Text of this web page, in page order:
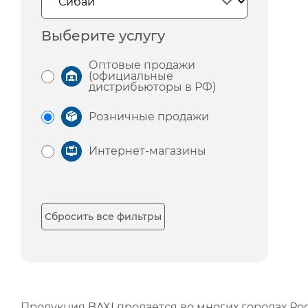
Выберите услугу
Оптовые продажи
(официальные
дистрибьюторы в РФ)
Розничные продажи
Интернет-магазины
Сбросить все фильтры